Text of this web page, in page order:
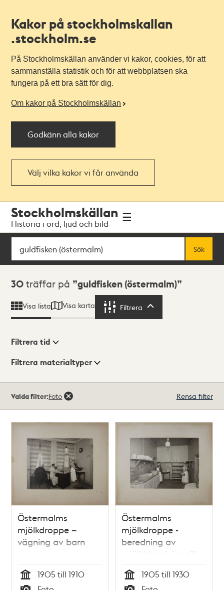
Kakor på stockholmskallan
.stockholm.se
På Stockholmskällan använder vi kakor, cookies, för att
sammanställa statistik och för att webbplatsen ska
fungera på ett bra sätt för dig.
Om kakor på Stockholmskällan
Godkänn alla kakor
Välj vilka kakor vi får använda
navigationen
huvudinnehållet
Stockholmskällan
Historia i ord, ljud och bild
Sök
Sök
Sökresultat
30 träffar på guldfisken (östermalm)
Visa lista Visa karta Filtrera
Visningsläge
Filtrera tid
Filtrera materialtyper
träffar
Valda filter:Foto Rensa filter
Östermalms
mjölkdroppe –
vägning av barn
Tid
1905 till 1910
Östermalms
mjölkdroppe -
beredning av
mjölkblandning till
spädbarn
Tid
1905 till 1930